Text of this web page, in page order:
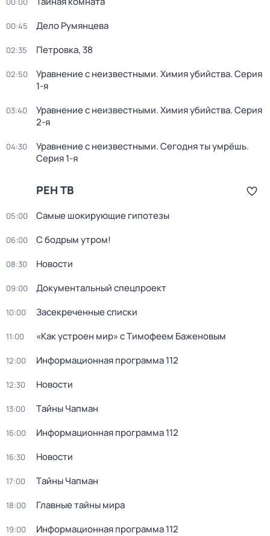
00:45 Дело Румянцева
02:35 Петровка, 38
02:50 Уравнение с неизвестными. Химия убийства. Серия
1-я
03:40 Уравнение с неизвестными. Химия убийства. Серия
2-я
04:30 Уравнение с неизвестными. Сегодня ты умрёшь.
Серия 1-я
РЕН ТВ
05:00 Самые шoкиpующие гипотезы
06:00 С бодрым утром!
08:30 Новости
09:00 Документальный спецпроект
10:00 Зaceкрeченные списки
11:00 «Как устроен мир» с Тимофеем Баженовым
12:00 Информационная программа 112
12:30 Новости
13:00 Тaйны Чапман
16:00 Информационная программа 112
16:30 Новости
17:00 Тaйны Чапман
18:00 Главные тайны мира
19:00 Информационная программа 112